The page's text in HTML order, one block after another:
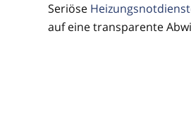
Seriöse
auf eine transparente